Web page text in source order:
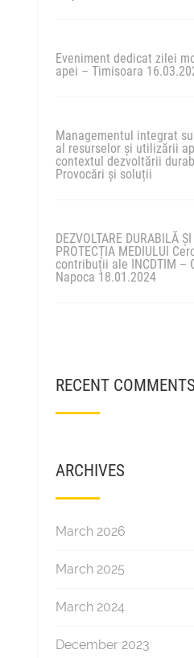
Eveniment dedicat zilei
apei – Timisoara
Managementul integrat
al resurselor și utilizării
contextul dezvoltării
Provocări și soluții
DEZVOLTARE DURABILĂ ȘI
PROTECȚIA MEDIULUI
contribuții ale INCDTIM –
Napoca 18.01.2024
RECENT COMMENTS
ARCHIVES
March 2026
March 2025
March 2024
December 2023